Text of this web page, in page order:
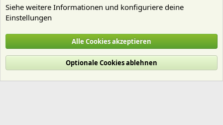
Cookies
Deutsch (Du)
Nutzungsbedingungen
Datenschutz Hilfe und Impressum
R
Siehe weitere Informationen und konfiguriere deine
Einstellungen
Alle Cookies akzeptieren
Optionale Cookies ablehnen